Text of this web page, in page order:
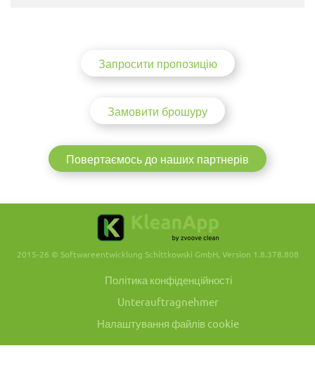
Запросити пропозицію
Замовити брошуру
Повертаємось до наших партнерів
2015-26 © Softwareentwicklung Schittkowski GmbH, Version 1.8.378.808
Політика конфіденційності
Unterauftragnehmer
Налаштування файлів cookie